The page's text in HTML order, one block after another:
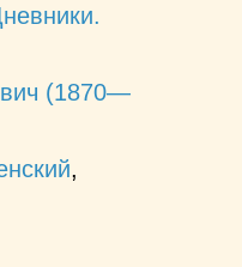
(1870—
,